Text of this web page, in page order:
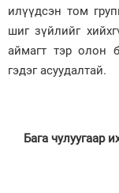
илүүдсэн том
шиг зүйлийг
аймагт тэр олон
гэдэг асуудалтай.
Бага чулуугаар